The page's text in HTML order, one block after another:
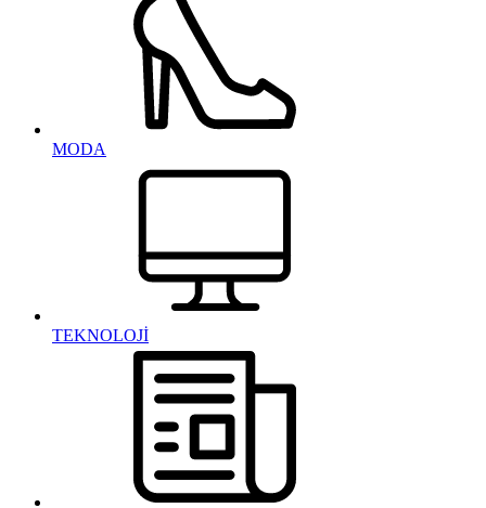
MODA
TEKNOLOJİ